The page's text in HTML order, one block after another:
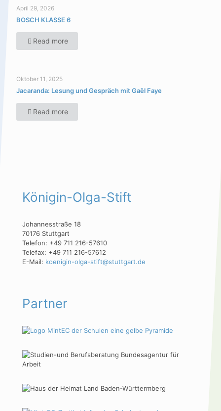
April 29, 2026
BOSCH KLASSE 6
Read more
Oktober 11, 2025
Jacaranda: Lesung und Gespräch mit Gaël Faye
Read more
Königin-Olga-Stift
Johannesstraße 18
70176 Stuttgart
Telefon: +49 711 216-57610
Telefax: +49 711 216-57612
E-Mail: koenigin-olga-stift@stuttgart.de
Partner